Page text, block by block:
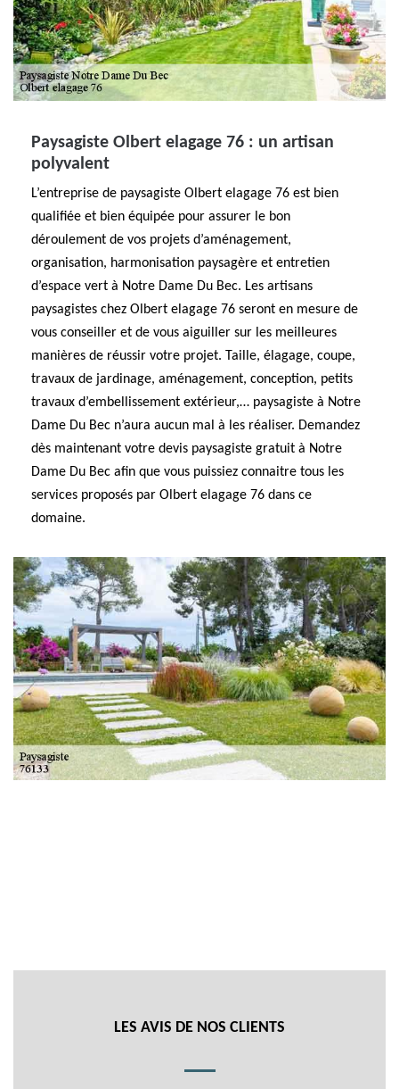
Paysagiste Olbert elagage 76 : un artisan
polyvalent
L’entreprise de paysagiste Olbert elagage 76 est bien
qualifiée et bien équipée pour assurer le bon
déroulement de vos projets d’aménagement,
organisation, harmonisation paysagère et entretien
d’espace vert à Notre Dame Du Bec. Les artisans
paysagistes chez Olbert elagage 76 seront en mesure de
vous conseiller et de vous aiguiller sur les meilleures
manières de réussir votre projet. Taille, élagage, coupe,
travaux de jardinage, aménagement, conception, petits
travaux d’embellissement extérieur,… paysagiste à Notre
Dame Du Bec n’aura aucun mal à les réaliser. Demandez
dès maintenant votre devis paysagiste gratuit à Notre
Dame Du Bec afin que vous puissiez connaitre tous les
services proposés par Olbert elagage 76 dans ce
domaine.
LES AVIS DE NOS CLIENTS